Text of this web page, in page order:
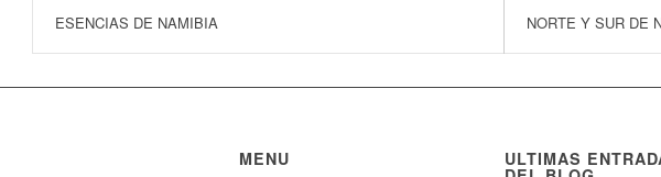
ESENCIAS DE NAMIBIA NORTE Y SUR DE
MENU ULTIMAS